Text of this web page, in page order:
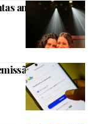
antes de filmar
de 13